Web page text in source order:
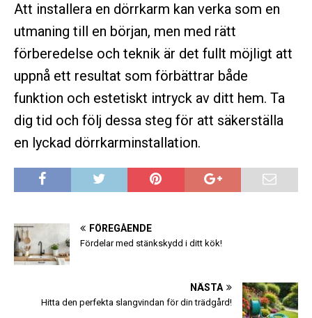
Att installera en dörrkarm kan verka som en
utmaning till en början, men med rätt
förberedelse och teknik är det fullt möjligt att
uppnå ett resultat som förbättrar både
funktion och estetiskt intryck av ditt hem. Ta
dig tid och följ dessa steg för att säkerställa
en lyckad dörrkarminstallation.
FÖREGÅENDE
Fördelar med stänkskydd i ditt kök!
NÄSTA
Hitta den perfekta slangvindan för din trädgård!